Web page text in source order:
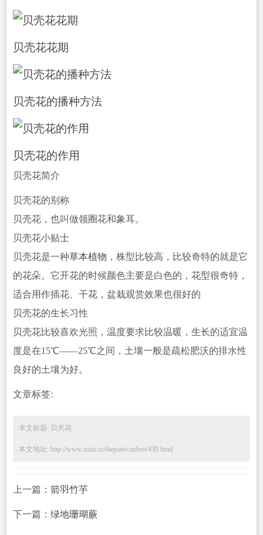
贝壳花花期
贝壳花的播种方法
贝壳花的作用
贝壳花简介
贝壳花的别称
贝壳花，也叫做领圈花和象耳。
贝壳花小贴士
贝壳花是一种草本植物 ，株型比较高，比较奇特的就是它
的花朵。它开花的时候颜色主要是白色的，花型很奇特，
适合用作插花、干花，盆栽观赏效果也很好的
贝壳花的生长习性
贝壳花比较喜欢光照，温度要求比较温暖，生长的适宜温
度是在15℃——25℃之间，土壤一般是疏松肥沃的排水性
良好的土壤为好。
文章标签:
本文标题: 贝壳花
本文地址: http://www.rixia.cc/daquan/caoben/430.html
上一篇： 箭羽竹芋
下一篇： 绿地珊瑚蕨